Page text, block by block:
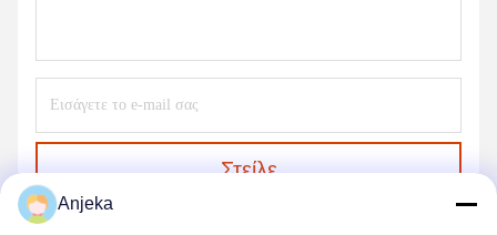
Στείλε
Anjeka